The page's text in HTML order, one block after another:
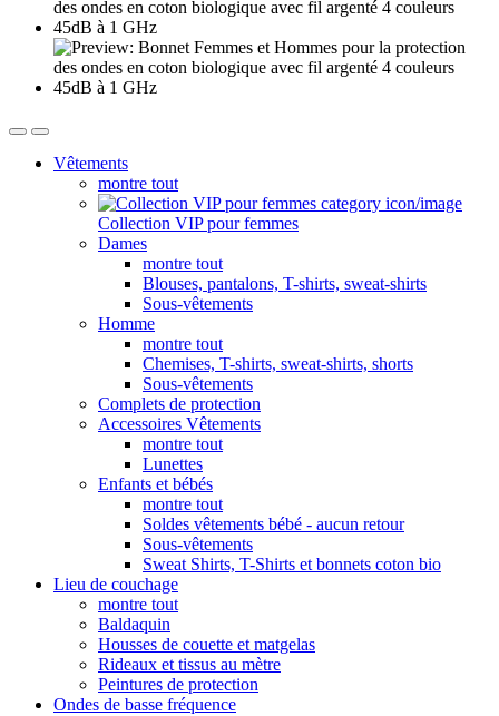
Vêtements
montre tout
Collection VIP pour femmes
Dames
montre tout
Blouses, pantalons, T-shirts, sweat-shirts
Sous-vêtements
Homme
montre tout
Chemises, T-shirts, sweat-shirts, shorts
Sous-vêtements
Complets de protection
Accessoires Vêtements
montre tout
Lunettes
Enfants et bébés
montre tout
Soldes vêtements bébé - aucun retour
Sous-vêtements
Sweat Shirts, T-Shirts et bonnets coton bio
Lieu de couchage
montre tout
Baldaquin
Housses de couette et matgelas
Rideaux et tissus au mètre
Peintures de protection
Ondes de basse fréquence